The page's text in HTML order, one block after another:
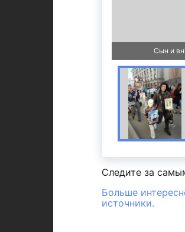
Сын и
Следите за
Больше
источники.